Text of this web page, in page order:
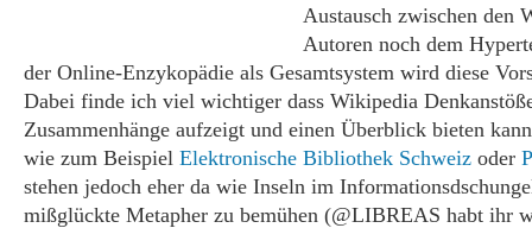
Austausch zwischen den
Autoren noch dem
der Online-Enzykopädie als Gesamtsystem wird diese
Dabei finde ich viel wichtiger dass Wikipedia
Zusammenhänge aufzeigt und einen Überblick bieten
wie zum Beispiel Elektronische Bibliothek Schweiz oder
stehen jedoch eher da wie Inseln im
mißglückte Metapher zu bemühen (@LIBREAS habt ihr